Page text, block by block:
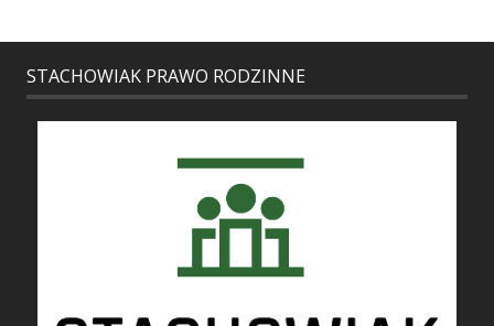
STACHOWIAK PRAWO RODZINNE